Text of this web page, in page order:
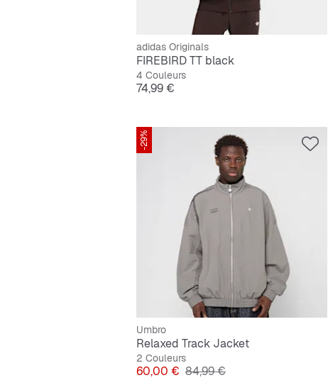
adidas Originals
FIREBIRD TT black
4 Couleurs
Prix
74,99 €
-29%
Umbro
Relaxed Track Jacket
2 Couleurs
Prix
60,00 € Prix original
84,99 €